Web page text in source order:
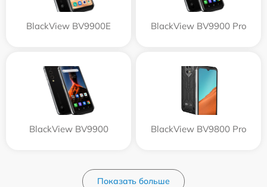
BlackView BV9900E BlackView BV9900 Pro
BlackView BV9900 BlackView BV9800 Pro
Показать больше